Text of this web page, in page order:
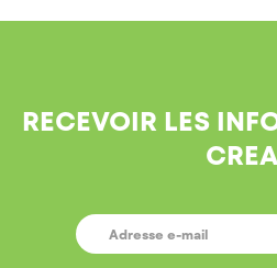
RECEVOIR LES
E-
MAIL *